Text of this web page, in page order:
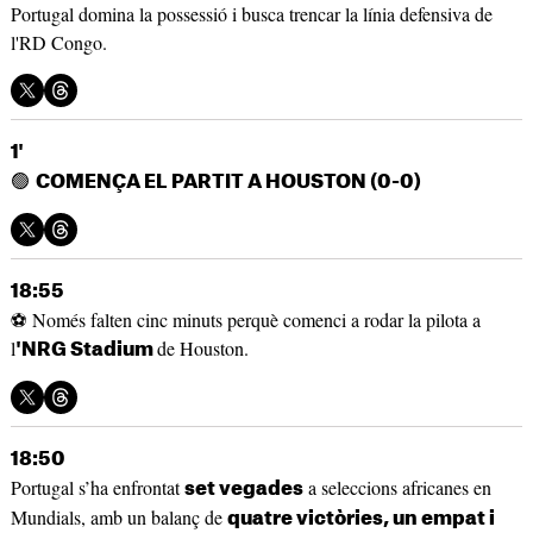
Portugal domina la possessió i busca trencar la línia defensiva de
l'RD Congo.
1'
🟢 COMENÇA EL PARTIT A HOUSTON (0-0)
18:55
⚽ Només falten cinc minuts perquè comenci a rodar la pilota a
l'NRG Stadiumde Houston.
18:50
Portugal s’ha enfrontatset vegadesa seleccions africanes en
Mundials, amb un balanç de quatre victòries, un empat i